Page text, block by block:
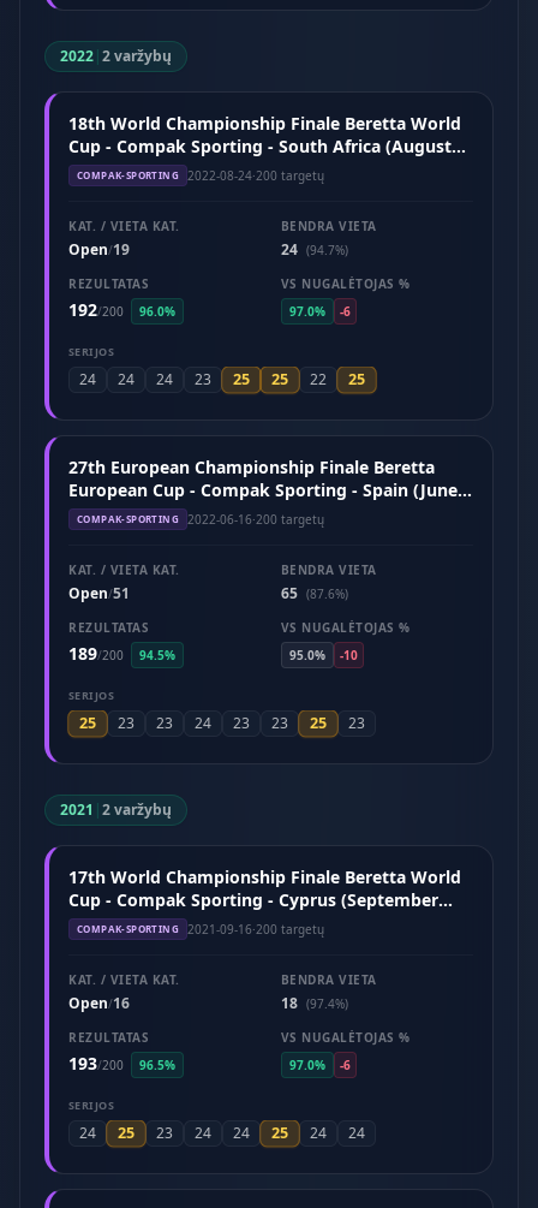
2022|2 varžybų
18th World Championship Finale Beretta World
Cup - Compak Sporting - South Africa (August
2022)
COMPAK-SPORTING 2022-08-24·200 targetų
KAT. / VIETA KAT.
Open/19
BENDRA VIETA
24 (94.7%)
REZULTATAS
192/200 96.0%
VS NUGALĖTOJAS %
97.0%
-6
SERIJOS
24 24 24 23 25 25 22 25
27th European Championship Finale Beretta
European Cup - Compak Sporting - Spain (June
2022)
COMPAK-SPORTING 2022-06-16·200 targetų
KAT. / VIETA KAT.
Open/51
BENDRA VIETA
65 (87.6%)
REZULTATAS
189/200 94.5%
VS NUGALĖTOJAS %
95.0%
-10
SERIJOS
25 23 23 24 23 23 25 23
2021 |2 varžybų
17th World Championship Finale Beretta World
Cup - Compak Sporting - Cyprus (September
2021)
COMPAK-SPORTING 2021-09-16·200 targetų
KAT. / VIETA KAT.
Open/16
BENDRA VIETA
18 (97.4%)
REZULTATAS
193/200 96.5%
VS NUGALĖTOJAS %
97.0%
-6
SERIJOS
24 25 23 24 24 25 24 24